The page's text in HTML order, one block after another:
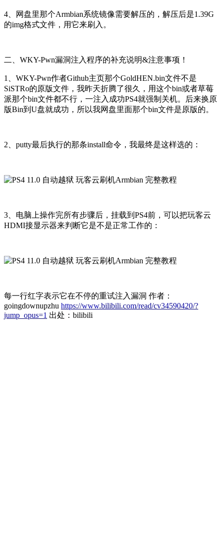
4、网盘里那个Armbian系统镜像需要解压的，解压后是1.39G
的img格式文件，用它来刷入。
二、WKY-Pwn漏洞注入程序的补充说明&注意事项！
1、WKY-Pwn作者Github主页那个GoldHEN.bin文件不是
SiSTRo的原版文件，我昨天折腾了很久，用这个bin或者草莓
派那个bin文件都不行，一注入成功PS4就强制关机。后来换原
版Bin到U盘就成功，所以我网盘里面那个bin文件是原版的。
2、putty最后执行的那条install命令，我最终是这样选的：
3、电脑上操作完所有步骤后，挂载到PS4前，可以把玩客云
HDMI接显示器来判断它是不是正常工作的：
每一行红字表示它在不停的重试注入漏洞 作者：
goingdownupzhu https://www.bilibili.com/read/cv34590420/?
jump_opus=1 出处：bilibili